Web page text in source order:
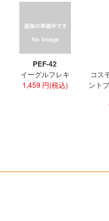
PEF-42
イーグルフレキ
1,459 円(税込)
コス
ント